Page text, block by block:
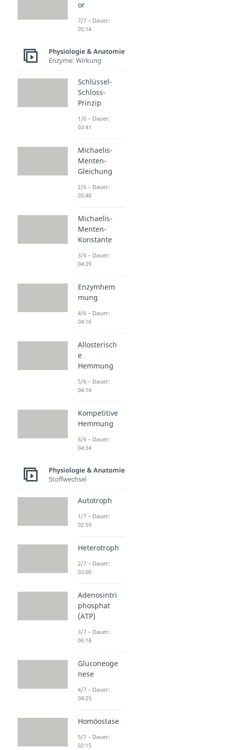
or
7/7 – Dauer:
05:14
Physiologie & Anatomie
Enzyme: Wirkung
Schlüssel-
Schloss-
Prinzip
1/6 – Dauer:
03:41
Michaelis-
Menten-
Gleichung
2/6 – Dauer:
03:40
Michaelis-
Menten-
Konstante
3/6 – Dauer:
04:29
Enzymhem
mung
4/6 – Dauer:
04:16
Allosterisch
e
Hemmung
5/6 – Dauer:
04:14
Kompetitive
Hemmung
6/6 – Dauer:
04:34
Physiologie & Anatomie
Stoffwechsel
Autotroph
1/7 – Dauer:
02:59
Heterotroph
2/7 – Dauer:
03:00
Adenosintri
phosphat
(ATP)
3/7 – Dauer:
06:18
Gluconeoge
nese
4/7 – Dauer:
04:25
Homöostase
5/7 – Dauer:
02:15